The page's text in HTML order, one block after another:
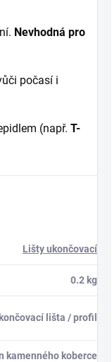
Nevhodná pro
počasí i
(např. T-
Lišty ukončovací
0.2 kg
lišta / profil
kamenného koberce